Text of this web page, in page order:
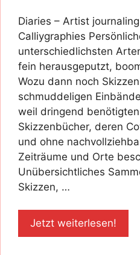
Diaries – Artist
Calliygraphies
unterschiedlichsten
fein herausgeputzt,
Wozu dann noch
schmuddeligen
weil dringend
Skizzenbücher, deren
und ohne
Zeiträume und Orte
Unübersichtliches
Skizzen, …
Jetzt weiterlesen!